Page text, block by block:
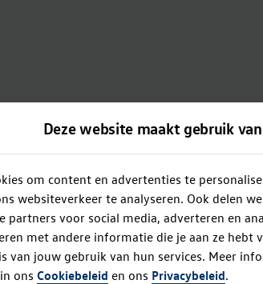
Deze website maakt gebruik
om content en advertenties te
websiteverkeer te analyseren. Ook delen
partners voor social media, adverteren en
met andere informatie die je aan ze hebt
van jouw gebruik van hun services. Meer
ons Cookiebeleid en ons Privacybeleid.